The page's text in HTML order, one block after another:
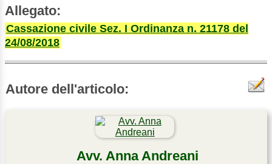
Allegato:
Cassazione civile Sez. I Ordinanza n. 21178 del
24/08/2018
Autore dell'articolo:
Avv. Anna Andreani